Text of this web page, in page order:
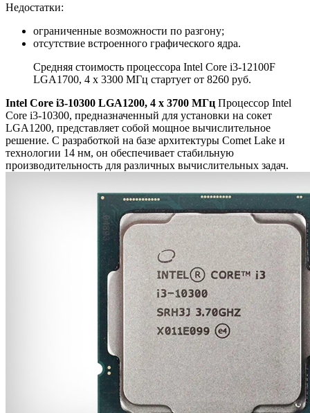
Недостатки:
ограниченные возможности по разгону;
отсутствие встроенного графического ядра.
Средняя стоимость процессора Intel Core i3-12100F
LGA1700, 4 x 3300 МГц стартует от 8260 руб.
Intel Core i3-10300 LGA1200, 4 x 3700 МГц Процессор Intel
Core i3-10300, предназначенный для установки на сокет
LGA1200, представляет собой мощное вычислительное
решение. С разработкой на базе архитектуры Comet Lake и
технологии 14 нм, он обеспечивает стабильную
производительность для различных вычислительных задач.